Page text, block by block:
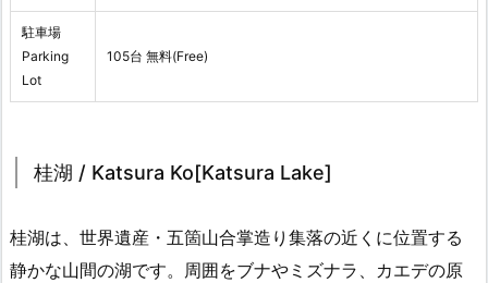
駐車場
Parking
Lot
105台 無料(Free)
桂湖 / Katsura Ko[Katsura Lake]
桂湖は、世界遺産・五箇山合掌造り集落の近くに位置する
静かな山間の湖です。周囲をブナやミズナラ、カエデの原